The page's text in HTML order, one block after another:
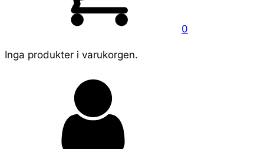
0
Inga produkter i varukorgen.